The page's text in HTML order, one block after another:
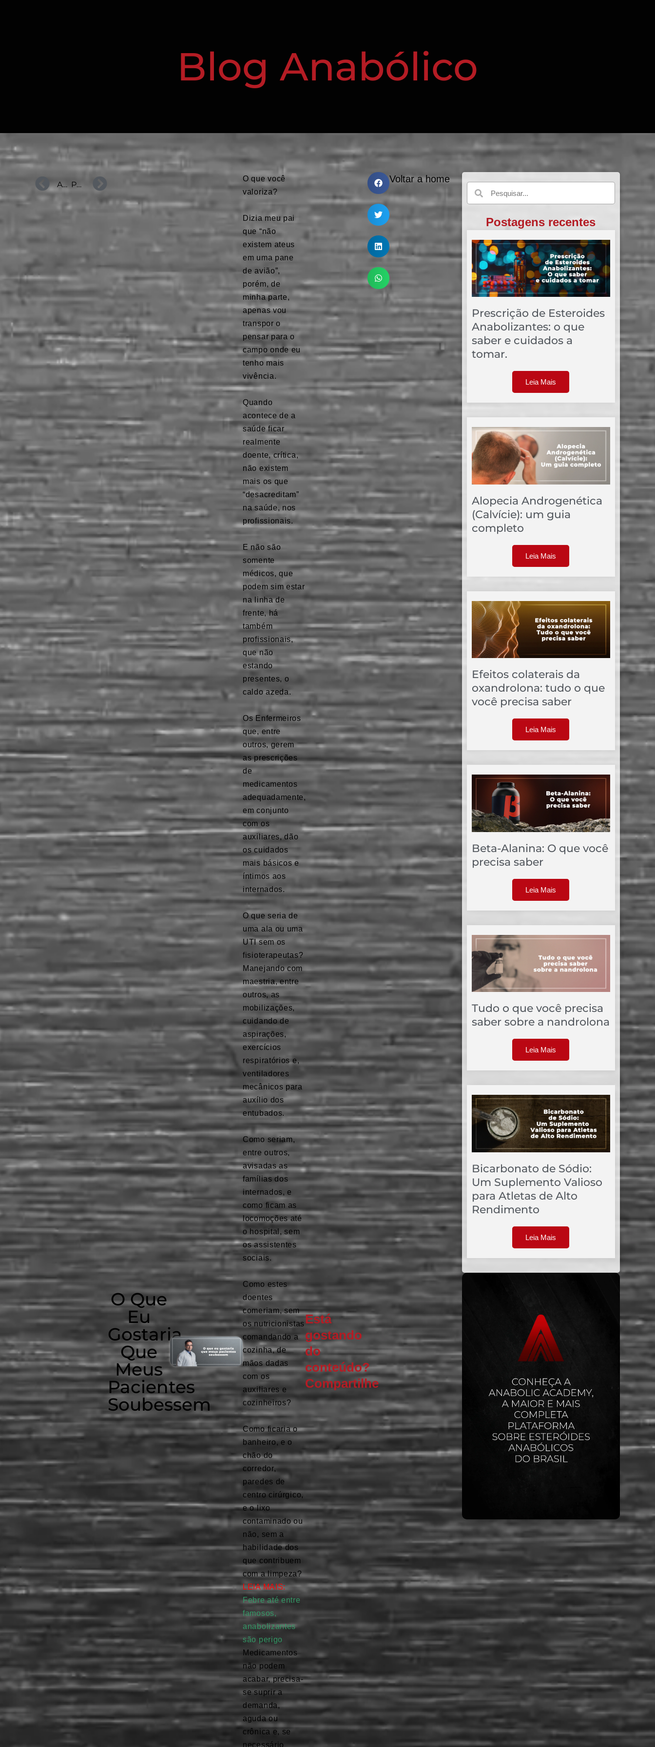
Blog Anabólico
ANTERIOR PRÓXIMO
O Que
Eu
Gostaria
Que
Meus
Pacientes
Soubessem
O que você
valoriza?
Dizia meu pai
que “não
existem ateus
em uma pane
de avião”,
porém, de
minha parte,
apenas vou
transpor o
pensar para o
campo onde eu
tenho mais
vivência.
⠀
Quando
acontece de a
saúde ficar
realmente
doente, crítica,
não existem
mais os que
“desacreditam”
na saúde, nos
profissionais.
⠀
E não são
somente
médicos, que
podem sim estar
na linha de
frente, há
também
profissionais,
que não
estando
presentes, o
caldo azeda.
Os Enfermeiros
que, entre
outros, gerem
as prescrições
de
medicamentos
adequadamente,
em conjunto
com os
auxiliares, dão
os cuidados
mais básicos e
íntimos aos
internados.
⠀
O que seria de
uma ala ou uma
UTI sem os
fisioterapeutas?
Manejando com
maestria, entre
outros, as
mobilizações,
cuidando de
aspirações,
exercícios
respiratórios e,
ventiladores
mecânicos para
auxílio dos
entubados.
Como seriam,
entre outros,
avisadas as
famílias dos
internados, e
como ficam as
locomoções até
o hospital, sem
os assistentes
sociais.
Como estes
doentes
comeriam, sem
os nutricionistas
comandando a
cozinha, de
mãos dadas
com os
auxiliares e
cozinheiros?
⠀
Como ficaria o
banheiro, e o
chão do
corredor,
paredes de
centro cirúrgico,
e o lixo
contaminado ou
não, sem a
habilidade dos
que contribuem
com a limpeza?
LEIA MAIS:
Febre até entre
famosos,
anabolizantes
são perigo
Medicamentos
não podem
acabar, precisa-
se suprir a
demanda,
aguda ou
crônica e, se
necessário
Está
gostando
do
conteúdo?
Compartilhe
Voltar a home
Postagens recentes
Prescrição de Esteroides
Anabolizantes: o que
saber e cuidados a
tomar.
Leia Mais
Alopecia Androgenética
(Calvície): um guia
completo
Leia Mais
Efeitos colaterais da
oxandrolona: tudo o que
você precisa saber
Leia Mais
Beta-Alanina: O que você
precisa saber
Leia Mais
Tudo o que você precisa
saber sobre a nandrolona
Leia Mais
Bicarbonato de Sódio:
Um Suplemento Valioso
para Atletas de Alto
Rendimento
Leia Mais